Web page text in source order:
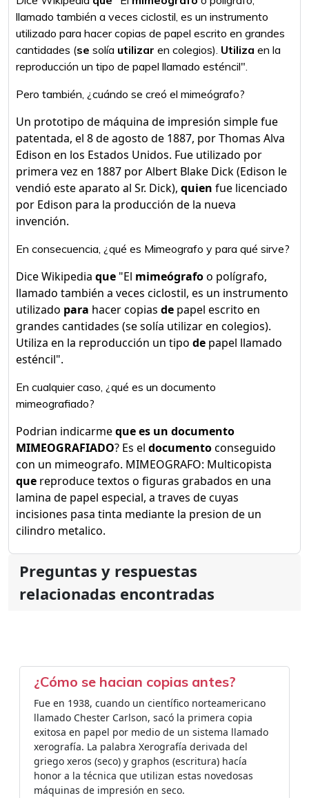
llamado también a veces ciclostil, es un instrumento
utilizado para hacer copias de papel escrito en grandes
cantidades (se solía utilizar en colegios). Utiliza en la
reproducción un tipo de papel llamado esténcil".
Pero también, ¿cuándo se creó el mimeógrafo?
Un prototipo de máquina de impresión simple fue
patentada, el 8 de agosto de 1887, por Thomas Alva
Edison en los Estados Unidos. Fue utilizado por
primera vez en 1887 por Albert Blake Dick (Edison le
vendió este aparato al Sr. Dick), quien fue licenciado
por Edison para la producción de la nueva
invención.
En consecuencia, ¿qué es Mimeografo y para qué sirve?
Dice Wikipedia que "El mimeógrafoo polígrafo,
llamado también a veces ciclostil, es un instrumento
utilizado para hacer copias de papel escrito en
grandes cantidades (se solía utilizar en colegios).
Utiliza en la reproducción un tipo de papel llamado
esténcil".
En cualquier caso, ¿qué es un documento
mimeografiado?
Podrian indicarmeque es un documento
MIMEOGRAFIADO? Es el documentoconseguido
con un mimeografo. MIMEOGRAFO: Multicopista
que reproduce textos o figuras grabados en una
lamina de papel especial, a traves de cuyas
incisiones pasa tinta mediante la presion de un
cilindro metalico.
Preguntas y respuestas
relacionadas encontradas
¿Cómo se hacian copias antes?
Fue en 1938, cuando un científico norteamericano
llamado Chester Carlson, sacó la primera copia
exitosa en papel por medio de un sistema llamado
xerografía. La palabra Xerografía derivada del
griego xeros (seco) y graphos (escritura) hacía
honor a la técnica que utilizan estas novedosas
máquinas de impresión en seco.